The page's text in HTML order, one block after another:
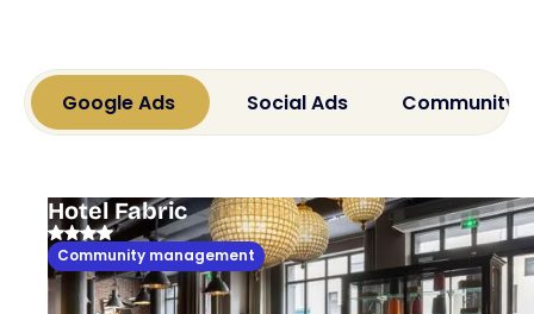
Google Ads Social Ads Community
Hotel Fabric
Community management